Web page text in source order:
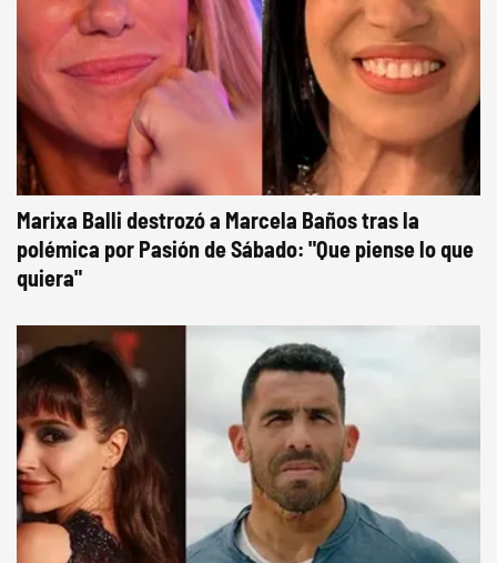
Marixa Balli destrozó a Marcela Baños tras la
polémica por Pasión de Sábado: "Que piense lo que
quiera"